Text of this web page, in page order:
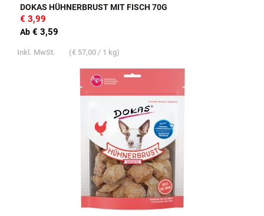
DOKAS HÜHNERBRUST MIT FISCH 70G
€ 3,99
Ab € 3,59
Inkl. MwSt. (€ 57,00 / 1 kg)